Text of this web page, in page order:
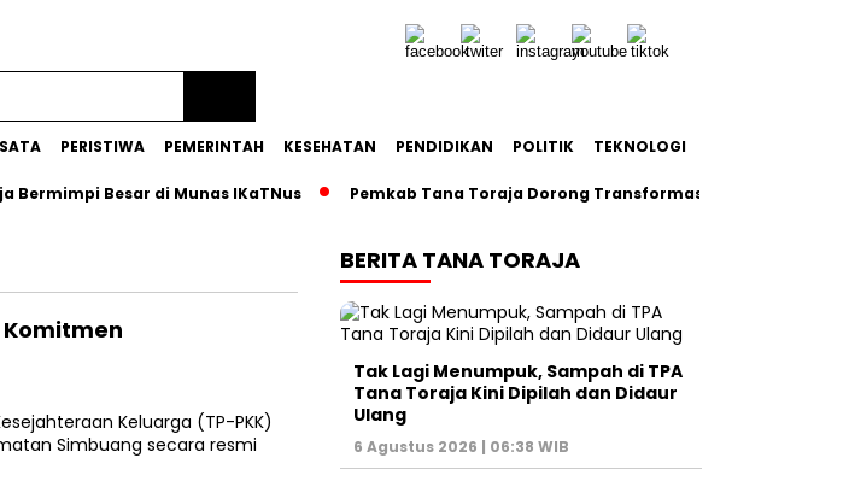
PERISTIWA PEMERINTAH KESEHATAN PENDIDIKAN POLITIK TEKNOLOGI
Besar di Munas IKaTNus Pemkab Tana Toraja Dorong Transformasi Posyandu Era Baru
Keluarga (TP-PKK)
Simbuang secara resmi
BERITA TANA TORAJA
Tak Lagi Menumpuk, Sampah di TPA
Tana Toraja Kini Dipilah dan Didaur
Ulang
6 Agustus 2026 | 06:38 WIB